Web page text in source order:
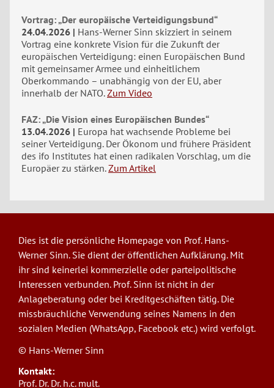
Vortrag: „Der europäische Verteidigungsbund“
24.04.2026
Hans-Werner Sinn skizziert in seinem
Vortrag eine konkrete Vision für die Zukunft der
europäischen Verteidigung: einen Europäischen Bund
mit gemeinsamer Armee und einheitlichem
Oberkommando – unabhängig von der EU, aber
innerhalb der NATO. Zum Video
FAZ: „Die Vision eines Europäischen Bundes“
13.04.2026
Europa hat wachsende Probleme bei
seiner Verteidigung. Der Ökonom und frühere Präsident
des ifo Institutes hat einen radikalen Vorschlag, um die
Europäer zu stärken. Zum Artikel
Dies ist die persönliche Homepage von Prof. Hans-
Werner Sinn. Sie dient der öffentlichen Aufklärung. Mit
ihr sind keinerlei kommerzielle oder parteipolitische
Interessen verbunden. Prof. Sinn ist nicht in der
Anlageberatung oder bei Kreditgeschäften tätig. Die
missbräuchliche Verwendung seines Namens in den
sozialen Medien (WhatsApp, Facebook etc.) wird verfolgt.
© Hans-Werner Sinn
Kontakt:
Prof. Dr. Dr. h.c. mult.